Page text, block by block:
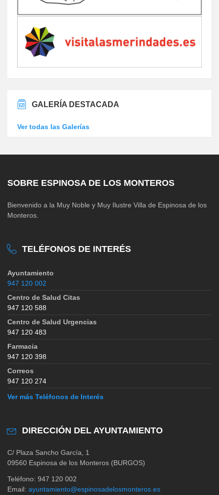
GALERÍA DESTACADA
Ver todas las Galerías
SOBRE ESPINOSA DE LOS MONTEROS
Bienvenido a la Muy Noble y Muy Ilustre Villa de Espinosa de los
Monteros.
TELÉFONOS DE INTERÉS
Ayuntamiento
947 120 002
Centro de Salud Citas
947 120 588
Centro de Salud Urgencias
947 120 483
Farmacia
947 120 398
Correos
947 120 274
Ver más Teléfonos de Interés
DIRECCIÓN DEL AYUNTAMIENTO
C/ Plaza Sancho García, 1
09560 Espinosa de los Monteros (BURGOS)
Teléfono: 947 120 002
Email: ayuntamiento@espinosadelosmonteros.es